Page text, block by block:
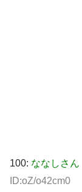
100: ななしさん
ID:oZ/o42cm0